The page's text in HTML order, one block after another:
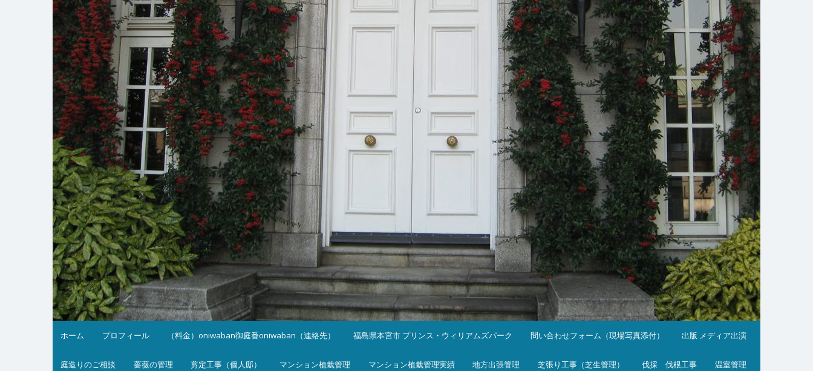
ホーム プロフィール （料金）oniwaban御庭番oniwaban（連絡先） 福島県本宮市 プリンス・ウィリアムズパーク 問い合わせフォーム（現場写真添付） 出版 メディア出演
庭造りのご相談 薔薇の管理 剪定工事（個人邸） マンション植栽管理 マンション植栽管理実績 地方出張管理 芝張り工事（芝生管理） 伐採 伐根工事 温室管理